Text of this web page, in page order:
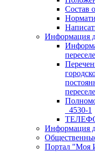
Состав
Информация
_4530-1
Информация
Портал "Моя